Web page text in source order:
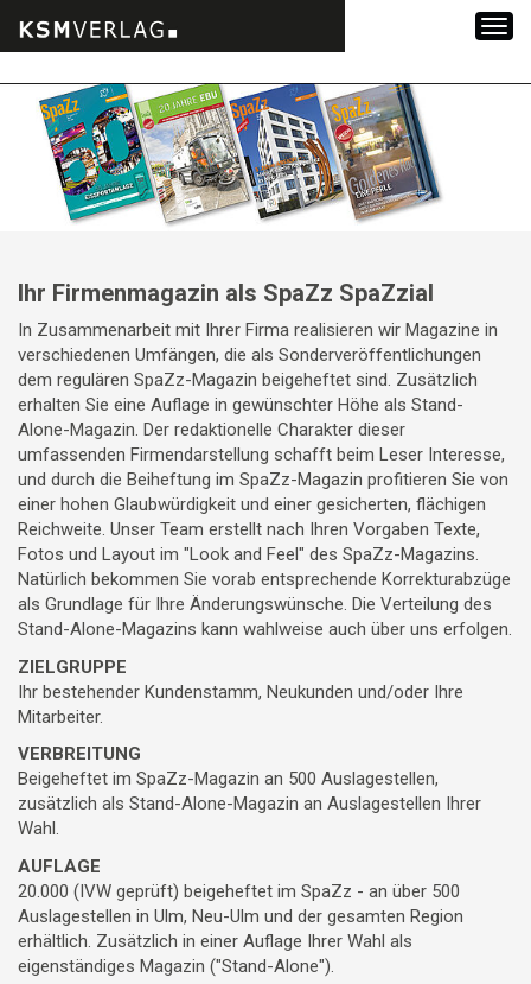
Inhalt
springen
Ihr Firmenmagazin als SpaZz SpaZzial
In Zusammenarbeit mit Ihrer Firma realisieren wir Magazine in
verschiedenen Umfängen, die als Sonderveröffentlichungen
dem regulären SpaZz-Magazin beigeheftet sind. Zusätzlich
erhalten Sie eine Auflage in gewünschter Höhe als Stand-
Alone-Magazin. Der redaktionelle Charakter dieser
umfassenden Firmendarstellung schafft beim Leser Interesse,
und durch die Beiheftung im SpaZz-Magazin profitieren Sie von
einer hohen Glaubwürdigkeit und einer gesicherten, flächigen
Reichweite. Unser Team erstellt nach Ihren Vorgaben Texte,
Fotos und Layout im "Look and Feel" des SpaZz-Magazins.
Natürlich bekommen Sie vorab entsprechende Korrekturabzüge
als Grundlage für Ihre Änderungswünsche. Die Verteilung des
Stand-Alone-Magazins kann wahlweise auch über uns erfolgen.
ZIELGRUPPE
Ihr bestehender Kundenstamm, Neukunden und/oder Ihre
Mitarbeiter.
VERBREITUNG
Beigeheftet im SpaZz-Magazin an 500 Auslagestellen,
zusätzlich als Stand-Alone-Magazin an Auslagestellen Ihrer
Wahl.
AUFLAGE
20.000 (IVW geprüft) beigeheftet im SpaZz - an über 500
Auslagestellen in Ulm, Neu-Ulm und der gesamten Region
erhältlich. Zusätzlich in einer Auflage Ihrer Wahl als
eigenständiges Magazin ("Stand-Alone").